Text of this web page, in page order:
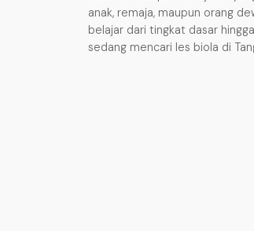
anak, remaja, maupun orang
belajar dari tingkat dasar
sedang mencari les biola di